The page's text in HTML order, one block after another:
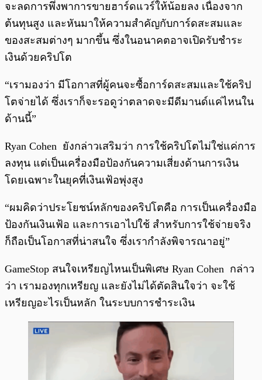
จะลดการพึ่งพาการขายฮาร์ดแวร์ให้น้อยลง เนื่องจาก
ต้นทุนสูง และหันมาให้ความสำคัญกับการ์ดสะสมและ
ของสะสมต่างๆ มากขึ้น ซึ่งในอนาคตอาจเปิดรับชำระ
เงินด้วยคริปโต
“เรามองว่า มีโอกาสที่ผู้คนจะซื้อการ์ดสะสมและใช้คริป
โตจ่ายได้ ซึ่งเราก็จะรอดูว่าตลาดจะมีดีมานด์แค่ไหนใน
ด้านนี้”
Ryan Cohen ยังกล่าวเสริมว่า การใช้คริปโตไม่ใช่แค่การ
ลงทุน แต่เป็นเครื่องมือป้องกันความเสี่ยงด้านการเงิน
โดยเฉพาะในยุคที่เงินเฟ้อพุ่งสูง
“ผมคิดว่าประโยชน์หลักของคริปโตคือ การเป็นเครื่องมือ
ป้องกันเงินเฟ้อ และการเอาไปใช้ สำหรับการใช้จ่ายจริง
ก็ถือเป็นโอกาสที่น่าสนใจ ซึ่งเรากำลังพิจารณาอยู่”
GameStop สนใจเหรียญไหนเป็นพิเศษ Ryan Cohen กล่าว
ว่า เรามองทุกเหรียญ และยังไม่ได้ตัดสินใจว่า จะใช้
เหรียญอะไรเป็นหลัก ในระบบการชำระเงิน